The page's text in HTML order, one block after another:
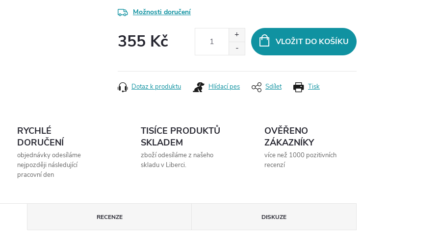
Možnosti doručení
355 Kč VLOŽIT DO KOŠÍKU
Tisk
Dotaz k produktu Hlídací pes Sdílet
RYCHLÉ
DORUČENÍ
objednávky odesíláme
nejpozději následující
pracovní den
TISÍCE PRODUKTŮ
SKLADEM
zboží odesíláme z našeho
skladu v Liberci.
OVĚŘENO
ZÁKAZNÍKY
více než 1000 pozitivních
recenzí
RECENZE DISKUZE